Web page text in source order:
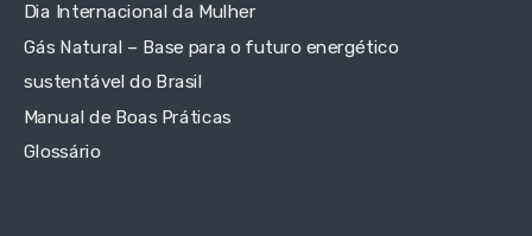
Dia Internacional da Mulher
Gás Natural – Base para o futuro energético
sustentável do Brasil
Manual de Boas Práticas
Glossário